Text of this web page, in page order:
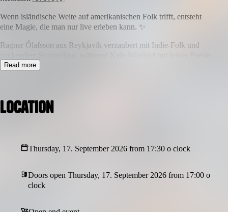
Wenn isländische Weite auf amerikanischen Folk trifft, entsteht
eine Magie, die man nur live erleben kann. ✨
Ragnar Ólafsson aus Reykjavík verzaubert mit Indie-Folk und
und einer Stimme überzeugt, die unter die Haut geht. 🎸🎤
akustisch und zutiefst authentisch. 🏔️🌲
📅 17.09.2026
⏰ Einlass 19:00 Uhr | Beginn 19:30 Uhr
📍 Landgasthof Linde (Großer Saal)
🏠 Untere Hauptstraße 13, 09241 Mühlau
Read more
Location
Thursday, 17. September 2026 from 17:30 o clock
Doors open Thursday, 17. September 2026 from 17:00 o
clock